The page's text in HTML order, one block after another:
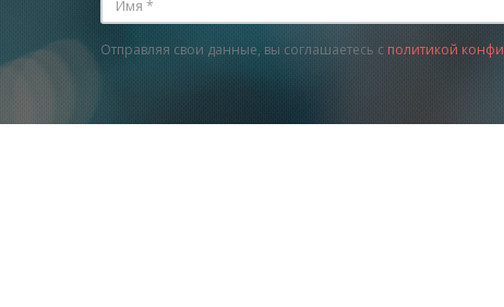
Отправляя свои данные, вы соглашаетесь с политикой